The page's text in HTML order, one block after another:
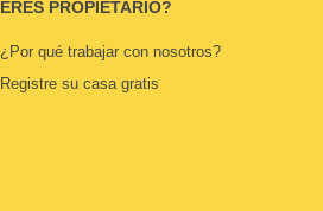
ERES PROPIETARIO?
¿Por qué trabajar con nosotros?
Registre su casa gratis